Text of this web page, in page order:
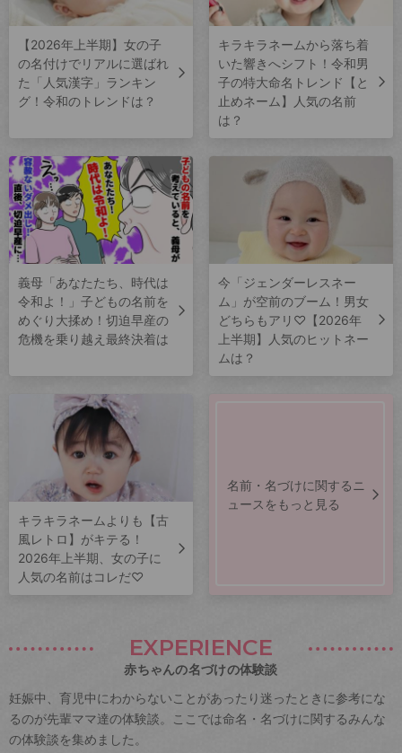
【2026年上半期】女の子
の名付けでリアルに選ばれ
た「人気漢字」ランキン
グ！令和のトレンドは？
キラキラネームから落ち着
いた響きへシフト！令和男
子の特大命名トレンド【と
止めネーム】人気の名前
は？
義母「あなたたち、時代は
令和よ！」子どもの名前を
めぐり大揉め！切迫早産の
危機を乗り越え最終決着は
今「ジェンダーレスネー
ム」が空前のブーム！男女
どちらもアリ♡【2026年
上半期】人気のヒットネー
ムは？
キラキラネームよりも【古
風レトロ】がキテる！
2026年上半期、女の子に
人気の名前はコレだ♡
名前・名づけに関するニ
ュースをもっと見る
EXPERIENCE
赤ちゃんの名づけの体験談
妊娠中、育児中にわからないことがあったり迷ったときに参考にな
るのが先輩ママ達の体験談。ここでは命名・名づけに関するみんな
の体験談を集めました。